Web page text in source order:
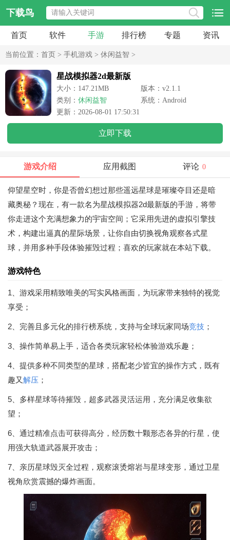
下载鸟
首页 软件 手游 排行榜 专题 资讯
当前位置： 首页 > 手机游戏 > 休闲益智 >
星战模拟器2d最新版
大小：147.21MB
版本：v2.1.1
类别： 休闲益智
系统：Android
更新：2026-08-01 17:50:31
立即下载
游戏介绍 应用截图 评论 0
仰望星空时，你是否曾幻想过那些遥远星球是璀璨夺目还是暗
藏奥秘？现在，有一款名为星战模拟器2d最新版的手游，将带
你走进这个充满想象力的宇宙空间；它采用先进的虚拟引擎技
术，构建出逼真的星际场景，让你自由切换视角观察各式星
球，并用多种手段体验摧毁过程；喜欢的玩家就在本站下载。
游戏特色
1、游戏采用精致唯美的写实风格画面，为玩家带来独特的视觉
享受；
2、完善且多元化的排行榜系统，支持与全球玩家同场竞技 ；
3、操作简单易上手，适合各类玩家轻松体验游戏乐趣；
4、提供多种不同类型的星球，搭配老少皆宜的操作方式，既有
趣又解压 ；
5、多样星球等待摧毁，超多武器灵活运用，充分满足收集欲
望；
6、通过精准点击可获得高分，经历数十颗形态各异的行星，使
用强大轨道武器展开攻击；
7、亲历星球毁灭全过程，观察滚烫熔岩与星球变形，通过卫星
视角欣赏震撼的爆炸画面。